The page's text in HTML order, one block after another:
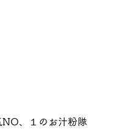
NO、１のお汁粉隊